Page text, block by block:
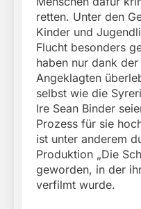
retten. Unter den
Kinder und
Flucht besonders
haben nur dank
Angeklagten
selbst wie die
Ire Sean Binder
Prozess für sie
ist unter anderem
Produktion „Die
geworden, in der
verfilmt wurde.